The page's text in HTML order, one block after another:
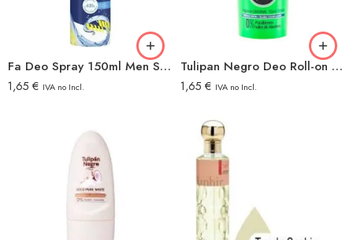
Fa Deo Spray 150ml Men Sport
1,65 € IVA no Incl.
Tulipan Negro Deo Roll-on 50ml Original
1,65 € IVA no Incl.